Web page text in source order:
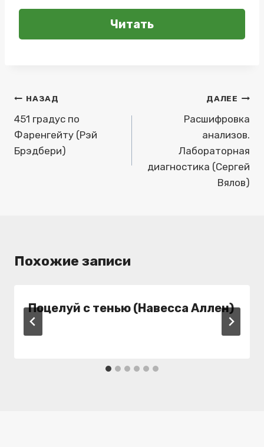
Читать
Навигация
по
записям
НАЗАД
451 градус по
Фаренгейту (Рэй
Брэдбери)
ДАЛЕЕ
Расшифровка
анализов.
Лабораторная
диагностика (Сергей
Вялов)
Похожие записи
Поцелуй с тенью (Навесса Аллен)